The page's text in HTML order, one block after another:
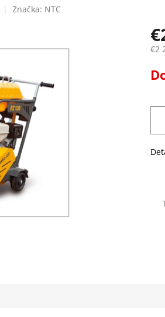
Značka: NTC
€2